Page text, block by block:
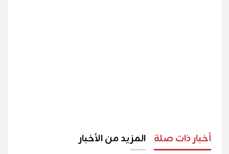
أخبار ذات صلة المزيد من الأخبار